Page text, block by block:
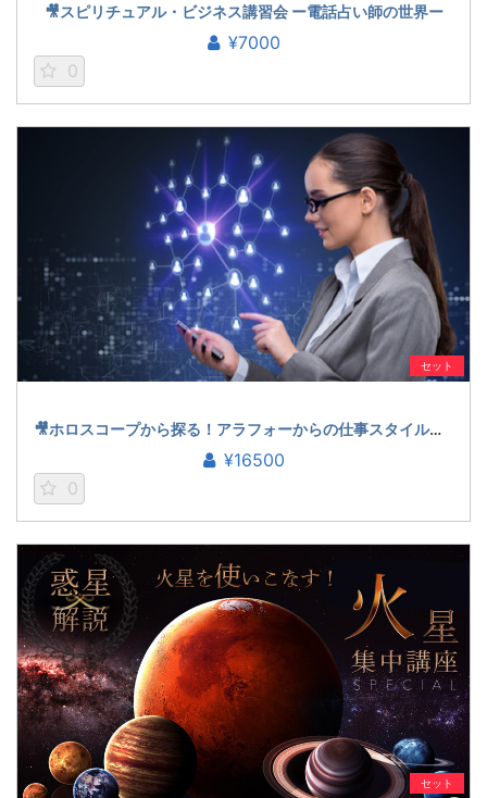
🎥スピリチュアル・ビジネス講習会 ー電話占い師の世界ー
¥7000
0
セット
🎥ホロスコープから探る！アラフォーからの仕事スタイル（石川楓花）
¥16500
0
セット